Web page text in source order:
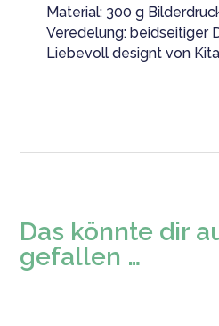
Material: 300 g
Veredelung: beidseitiger
Liebevoll designt von
Das könnte dir
gefallen …